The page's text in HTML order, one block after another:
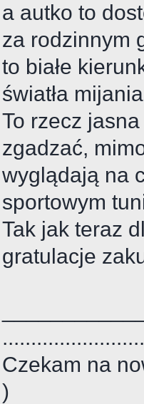
a autko to
za rodzinnym
to białe
światła
To rzecz
zgadzać,
wyglądają na
sportowym
Tak jak teraz
gratulacje
Czekam na
)